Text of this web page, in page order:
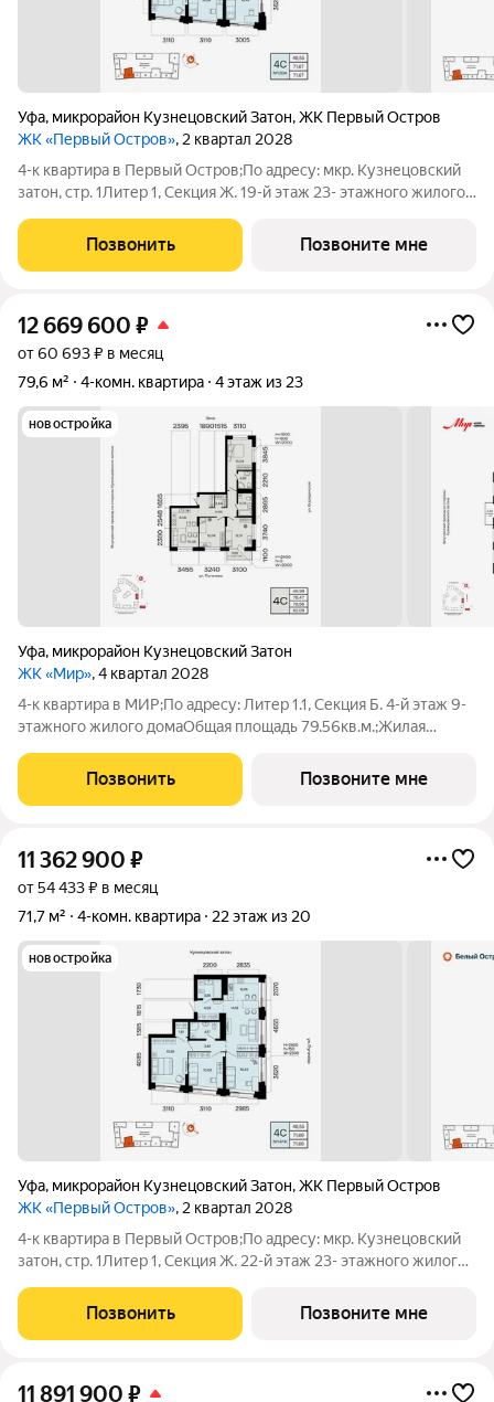
Уфа, микрорайон Кузнецовский Затон,ЖК Первый Остров
ЖК «Первый Остров», 2 квартал 2028
4-к квартира в Первый Остров;По адресу: мкр. Кузнецовский
затон, стр. 1Литер 1, Секция Ж. 19-й этаж 23- этажного жилого
ГК "Первый Трест".Срок окончания строительства: 4 квартал
2028
Позвонить Позвоните мне
12 669 600 ₽
от 60 693 ₽ в месяц
79,6 м²
4-комн. квартира 4 этаж из 23
новостройка
Уфа, микрорайон Кузнецовский Затон
ЖК «Мир», 4 квартал 2028
4-к квартира в МИР;По адресу: Литер 1.1, Секция Б. 4-й этаж 9-
этажного жилого домаОбщая площадь 79.56кв.м.;Жилая
строительства: 4 квартал 2028 года.Квартира с свободной
планировкой,
Позвонить Позвоните мне
11 362 900 ₽
от 54 433 ₽ в месяц
71,7 м²
4-комн. квартира 22 этаж из 20
новостройка
Уфа, микрорайон Кузнецовский Затон,ЖК Первый Остров
ЖК «Первый Остров», 2 квартал 2028
4-к квартира в Первый Остров;По адресу: мкр. Кузнецовский
затон, стр. 1Литер 1, Секция Ж. 22-й этаж 23- этажного жилого
ГК "Первый Трест".Срок окончания строительства: 4 квартал
2028
Позвонить Позвоните мне
11 891 900 ₽